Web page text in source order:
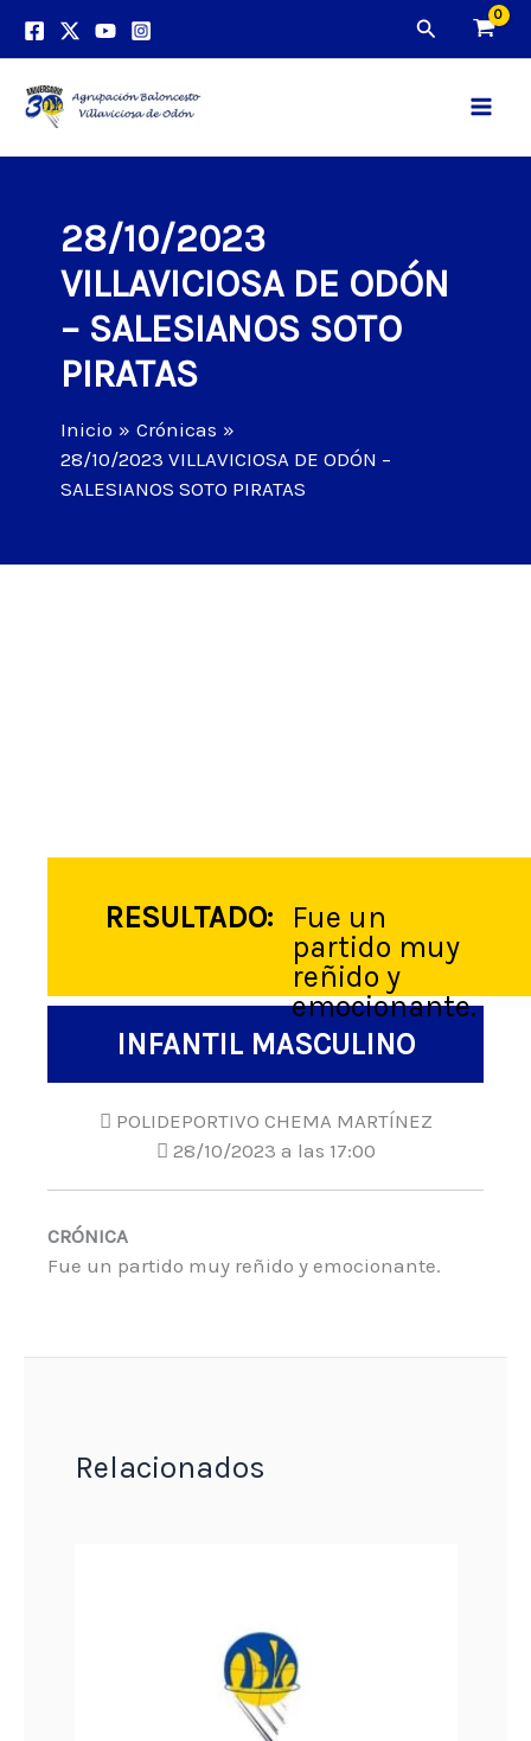
Buscar
28/10/2023
VILLAVICIOSA DE ODÓN
– SALESIANOS SOTO
PIRATAS
Inicio
Crónicas
28/10/2023 VILLAVICIOSA DE ODÓN –
SALESIANOS SOTO PIRATAS
RESULTADO:
Fue un
partido muy
reñido y
emocionante.
INFANTIL MASCULINO
POLIDEPORTIVO CHEMA MARTÍNEZ
28/10/2023 a las 17:00
CRÓNICA
Fue un partido muy reñido y emocionante.
Relacionados